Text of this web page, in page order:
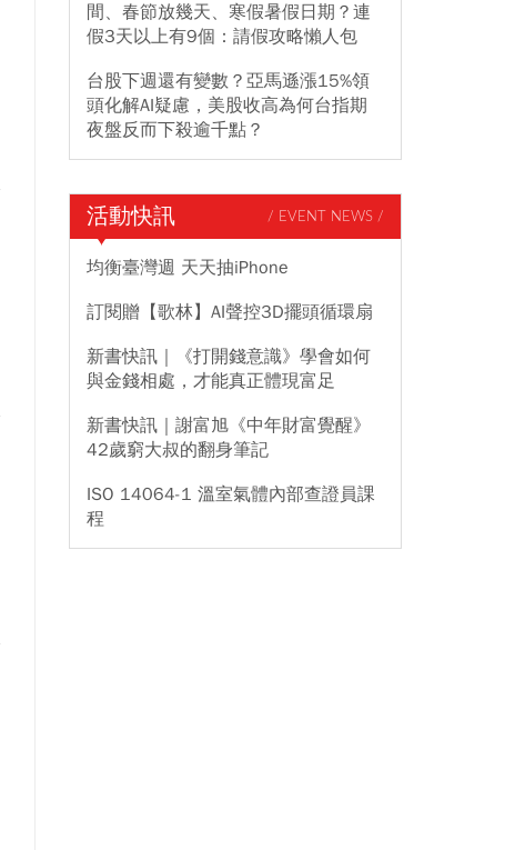
間、春節放幾天、寒假暑假日期？連
假3天以上有9個：請假攻略懶人包
台股下週還有變數？亞馬遜漲15%領
頭化解AI疑慮，美股收高為何台指期
夜盤反而下殺逾千點？
活動快訊 / EVENT NEWS /
均衡臺灣週 天天抽iPhone
訂閱贈【歌林】AI聲控3D擺頭循環扇
新書快訊｜《打開錢意識》學會如何
與金錢相處，才能真正體現富足
新書快訊｜謝富旭《中年財富覺醒》
42歲窮大叔的翻身筆記
ISO 14064-1 溫室氣體內部查證員課
程